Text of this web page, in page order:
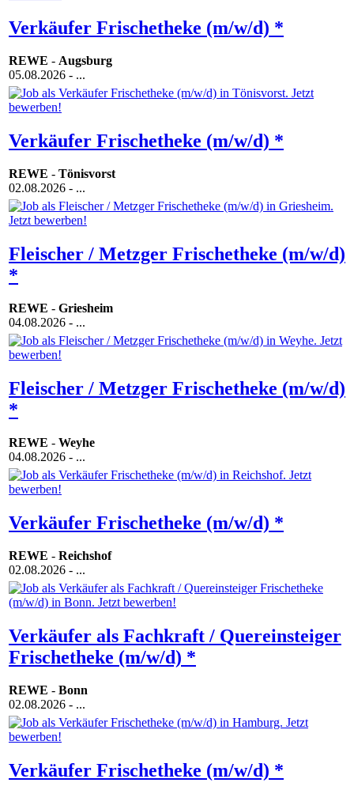
Verkäufer Frischetheke (m/w/d) *
REWE - Augsburg
05.08.2026 - ...
Verkäufer Frischetheke (m/w/d) *
REWE - Tönisvorst
02.08.2026 - ...
Fleischer / Metzger Frischetheke (m/w/d)
*
REWE - Griesheim
04.08.2026 - ...
Fleischer / Metzger Frischetheke (m/w/d)
*
REWE - Weyhe
04.08.2026 - ...
Verkäufer Frischetheke (m/w/d) *
REWE - Reichshof
02.08.2026 - ...
Verkäufer als Fachkraft / Quereinsteiger
Frischetheke (m/w/d) *
REWE - Bonn
02.08.2026 - ...
Verkäufer Frischetheke (m/w/d) *